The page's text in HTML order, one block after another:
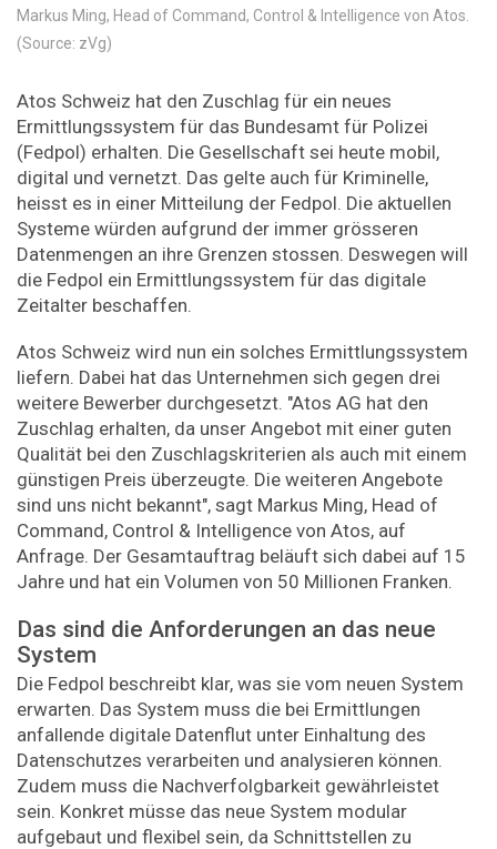
Markus Ming, Head of Command, Control & Intelligence von Atos.
(Source: zVg)
Atos Schweiz hat den Zuschlag für ein neues
Ermittlungssystem für das Bundesamt für Polizei
(Fedpol) erhalten. Die Gesellschaft sei heute mobil,
digital und vernetzt. Das gelte auch für Kriminelle,
heisst es in einer Mitteilung der Fedpol. Die aktuellen
Systeme würden aufgrund der immer grösseren
Datenmengen an ihre Grenzen stossen. Deswegen will
die Fedpol ein Ermittlungssystem für das digitale
Zeitalter beschaffen.
Atos Schweiz wird nun ein solches Ermittlungssystem
liefern. Dabei hat das Unternehmen sich gegen drei
weitere Bewerber durchgesetzt. "Atos AG hat den
Zuschlag erhalten, da unser Angebot mit einer guten
Qualität bei den Zuschlagskriterien als auch mit einem
günstigen Preis überzeugte. Die weiteren Angebote
sind uns nicht bekannt", sagt Markus Ming, Head of
Command, Control & Intelligence von Atos, auf
Anfrage. Der Gesamtauftrag beläuft sich dabei auf 15
Jahre und hat ein Volumen von 50 Millionen Franken.
Das sind die Anforderungen an das neue
System
Die Fedpol beschreibt klar, was sie vom neuen System
erwarten. Das System muss die bei Ermittlungen
anfallende digitale Datenflut unter Einhaltung des
Datenschutzes verarbeiten und analysieren können.
Zudem muss die Nachverfolgbarkeit gewährleistet
sein. Konkret müsse das neue System modular
aufgebaut und flexibel sein, da Schnittstellen zu